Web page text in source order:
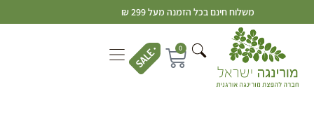
משלוח חינם בכל הזמנה מעל 299 ₪
0